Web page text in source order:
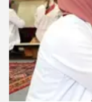
5.08.2026 Ekonomi